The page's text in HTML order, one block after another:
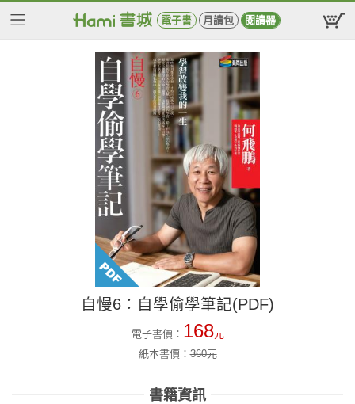
電子書 月讀包 閱讀器
自慢6：自學偷學筆記(PDF)
電子書價： 168元
紙本書價：360元
書籍資訊